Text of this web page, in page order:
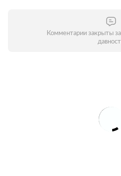
Комментарии закрыты